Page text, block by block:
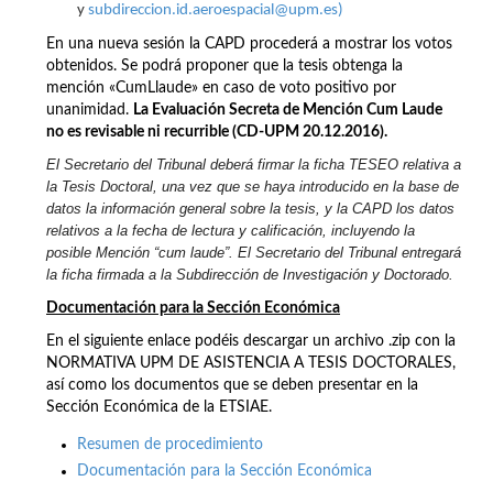
y subdireccion.id.aeroespacial@upm.es)
En una nueva sesión la CAPD procederá a mostrar los votos
obtenidos. Se podrá proponer que la tesis obtenga la
mención «CumLlaude» en caso de voto positivo por
unanimidad. La Evaluación Secreta de Mención Cum Laude
no es revisable ni recurrible (CD-UPM 20.12.2016).
El Secretario del Tribunal deberá firmar la ficha TESEO relativa a
la Tesis Doctoral, una vez que se haya introducido en la base de
datos la información general sobre la tesis, y la CAPD los datos
relativos a la fecha de lectura y calificación, incluyendo la
posible Mención “cum laude”. El Secretario del Tribunal entregará
la ficha firmada a la Subdirección de Investigación y Doctorado.
Documentación para la Sección Económica
En el siguiente enlace podéis descargar un archivo .zip con la
NORMATIVA UPM DE ASISTENCIA A TESIS DOCTORALES,
así como los documentos que se deben presentar en la
Sección Económica de la ETSIAE.
Resumen de procedimiento
Documentación para la Sección Económica